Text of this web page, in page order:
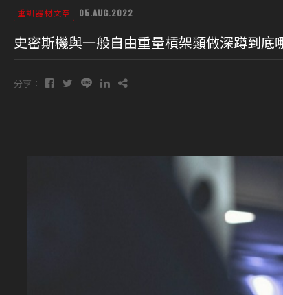
重訓器材文章 05.AUG.2022
史密斯機與一般自由重量槓架類做深蹲到底
分享：